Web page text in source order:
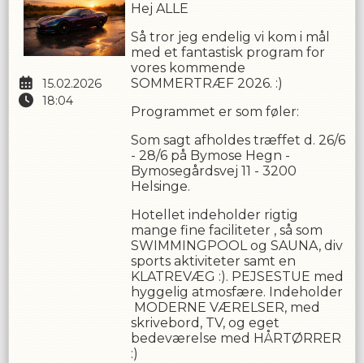
15.02.2026
18:04
Hej ALLE
Så tror jeg endelig vi kom i mål
med et fantastisk program for
vores kommende
SOMMERTRÆF 2026. :)
Programmet er som føler:
Som sagt afholdes træffet d. 26/6
- 28/6 på Bymose Hegn -
Bymosegårdsvej 11 - 3200
Helsinge.
Hotellet indeholder rigtig
mange fine faciliteter , så som
SWIMMINGPOOL og SAUNA, div
sports aktiviteter samt en
KLATREVÆG :). PEJSESTUE med
hyggelig atmosfære. Indeholder
MODERNE VÆRELSER, med
skrivebord, TV, og eget
bedeværelse med HÅRTØRRER
:)